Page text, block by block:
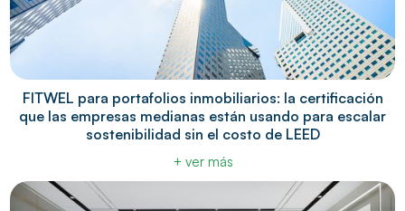
FITWEL para portafolios inmobiliarios: la certificación
que las empresas medianas están usando para escalar
sostenibilidad sin el costo de LEED
+ ver más